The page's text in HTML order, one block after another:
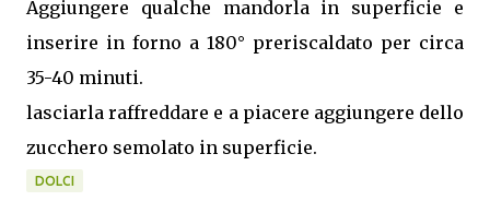
Aggiungere qualche mandorla in superficie e
inserire in forno a 180° preriscaldato per circa
35-40 minuti.
lasciarla raffreddare e a piacere aggiungere dello
zucchero semolato in superficie.
DOLCI